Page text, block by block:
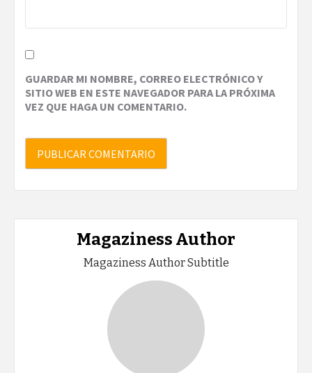
GUARDAR MI NOMBRE, CORREO ELECTRÓNICO Y
SITIO WEB EN ESTE NAVEGADOR PARA LA PRÓXIMA
VEZ QUE HAGA UN COMENTARIO.
Magaziness Author
Magaziness Author Subtitle